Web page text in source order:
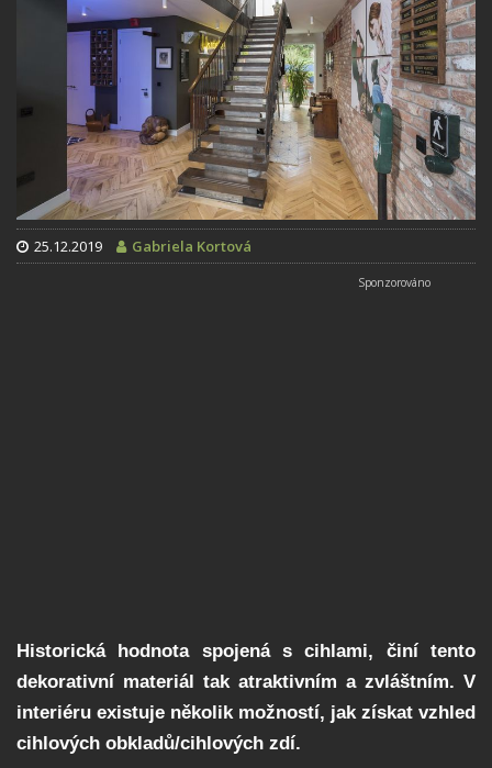
25.12.2019 Gabriela Kortová
Historická hodnota spojená s cihlami, činí tento
dekorativní materiál tak atraktivním a zvláštním. V
interiéru existuje několik možností, jak získat vzhled
cihlových obkladů/cihlových zdí.